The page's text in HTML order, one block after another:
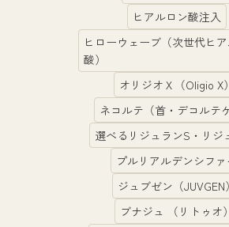
ヒアルロン酸注入
ヒローウェーブ（次世代ヒ
酸）
オリジオＸ（Oligio X）
ネコルテ（首・デコルテ
選べるリジュランS・リジ
プルリアルデンシファ
ジュブゼン（JUVGEN）
ブナジュ （リトゥオ）